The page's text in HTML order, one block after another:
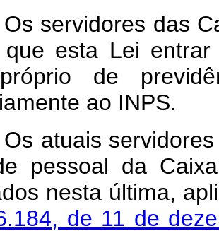
Os servidores das
esta Lei
de
ao INPS.
Os atuais
pessoal da
nesta última,
de 11 de